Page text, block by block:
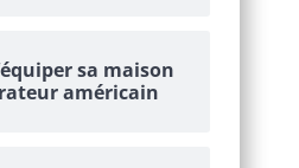
sa maison
américain